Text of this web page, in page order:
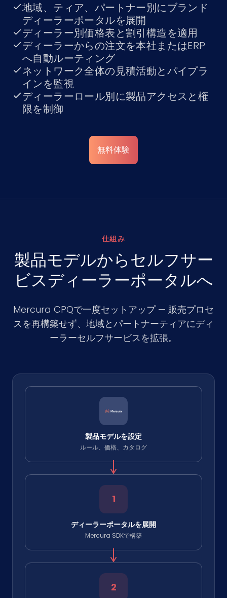
地域、ティア、パートナー別にブランド
ディーラーポータルを展開
ディーラー別価格表と割引構造を適用
ディーラーからの注文を本社またはERP
へ自動ルーティング
ネットワーク全体の見積活動とパイプラ
インを監視
ディーラーロール別に製品アクセスと権
限を制御
無料体験
仕組み
製品モデルからセルフサー
ビスディーラーポータルへ
Mercura CPQで一度セットアップ — 販売プロセ
スを再構築せず、地域とパートナーティアにディ
ーラーセルフサービスを拡張。
製品モデルを設定
ルール、価格、カタログ
1
ディーラーポータルを展開
Mercura SDKで構築
2